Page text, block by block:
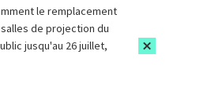
le remplacement
de projection du
jusqu'au 26 juillet,